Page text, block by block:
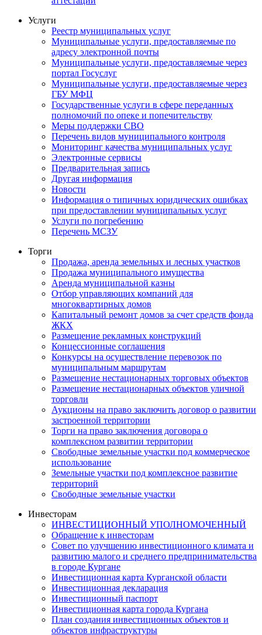
Услуги
Реестр муниципальных услуг
Муниципальные услуги, предоставляемые по
адресу электронной почты
Муниципальные услуги, предоставляемые через
портал Госуслуг
Муниципальные услуги, предоставляемые через
ГБУ МФЦ
Государственные услуги в сфере переданных
полномочий по опеке и попечительству
Меры поддержки СВО
Перечень видов муниципального контроля
Мониторинг качества муниципальных услуг
Электронные сервисы
Предварительная запись
Другая информация
Новости
Информация о типичных юридических ошибках
при предоставлении муниципальных услуг
Услуги по погребению
Перечень МСЗУ
Торги
Продажа, аренда земельных и лесных участков
Продажа муниципального имущества
Аренда муниципальной казны
Отбор управляющих компаний для
многоквартирных домов
Капитальный ремонт домов за счет средств фонда
ЖКХ
Размещение рекламных конструкций
Концессионные соглашения
Конкурсы на осуществление перевозок по
муниципальным маршрутам
Размещение нестационарных торговых объектов
Размещение нестационарных объектов уличной
торговли
Аукционы на право заключить договор о развитии
застроенной территории
Торги на право заключения договора о
комплексном развитии территории
Свободные земельные участки под коммерческое
использование
Земельные участки под комплексное развитие
территорий
Свободные земельные участки
Инвесторам
ИНВЕСТИЦИОННЫЙ УПОЛНОМОЧЕННЫЙ
Обращение к инвесторам
Совет по улучшению инвестиционного климата и
развитию малого и среднего предпринимательства
в городе Кургане
Инвестиционная карта Курганской области
Инвестиционная декларация
Инвестиционный паспорт
Инвестиционная карта города Кургана
План создания инвестиционных объектов и
объектов инфраструктуры